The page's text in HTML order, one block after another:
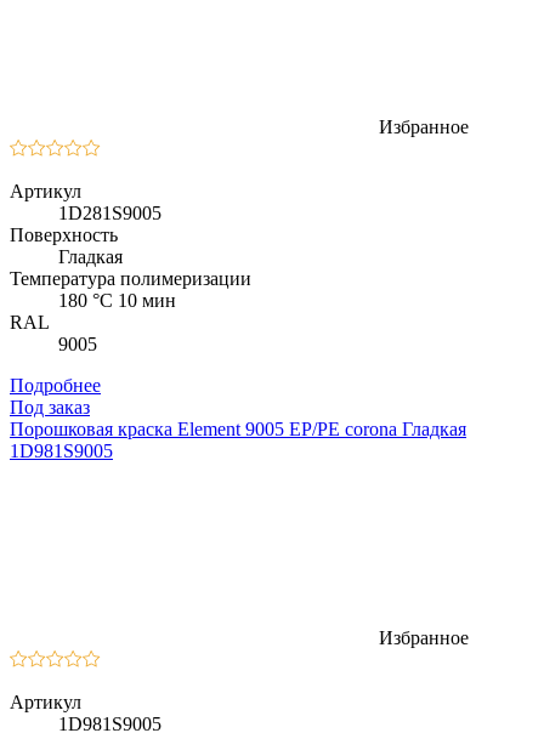
Избранное
Артикул
1D281S9005
Поверхность
Гладкая
Температура полимеризации
180 °C 10 мин
RAL
9005
Подробнее
Под заказ
Порошковая краска Element 9005 EP/PE corona Гладкая
1D981S9005
Избранное
Артикул
1D981S9005